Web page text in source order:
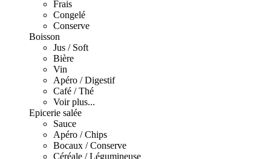
Frais
Congelé
Conserve
Boisson
Jus / Soft
Bière
Vin
Apéro / Digestif
Café / Thé
Voir plus...
Epicerie salée
Sauce
Apéro / Chips
Bocaux / Conserve
Céréale / Légumineuse